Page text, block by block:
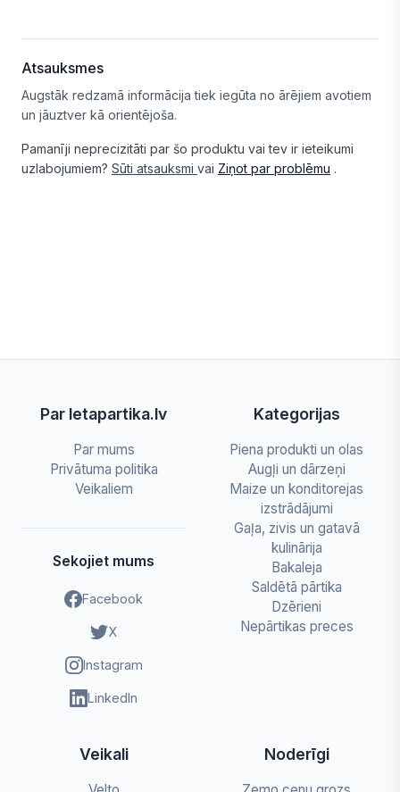
Atsauksmes
Augstāk redzamā informācija tiek iegūta no ārējiem avotiem
un jāuztver kā orientējoša.
Pamanīji neprecizitāti par šo produktu vai tev ir ieteikumi
uzlabojumiem? Sūti atsauksmi vai Ziņot par problēmu .
Par letapartika.lv
Par mums
Privātuma politika
Veikaliem
Sekojiet mums
Facebook
X
Instagram
LinkedIn
Kategorijas
Piena produkti un olas
Augļi un dārzeņi
Maize un konditorejas
izstrādājumi
Gaļa, zivis un gatavā
kulinārija
Bakaleja
Saldētā pārtika
Dzērieni
Nepārtikas preces
Veikali Noderīgi